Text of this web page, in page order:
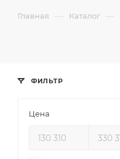
Главная — Каталог —
ФИЛЬТР
Цена